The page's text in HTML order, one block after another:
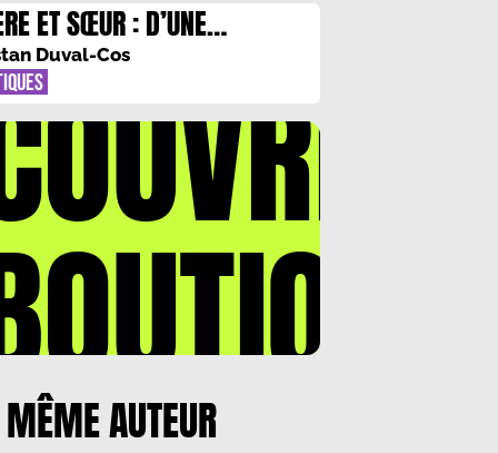
ET SŒUR : D’UNE
HAINE
Duval-Cos
AUTEUR